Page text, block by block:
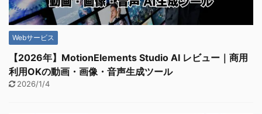
Webサービス
【2026年】MotionElements Studio AI レビュー｜商用
利用OKの動画・画像・音声生成ツール
2026/1/4